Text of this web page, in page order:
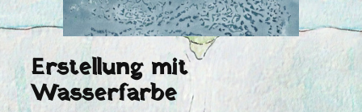
Erstellung mit
Wasserfarbe